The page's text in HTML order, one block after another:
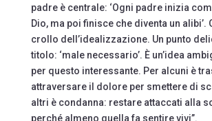
padre è centrale: ‘Ogni padre inizia
Dio, ma poi finisce che diventa un alibi’.
crollo dell’idealizzazione. Un punto
titolo: ‘male necessario’. È un’idea
per questo interessante. Per alcuni è
attraversare il dolore per smettere di
altri è condanna: restare attaccati alla
perché almeno quella fa sentire vivi”.